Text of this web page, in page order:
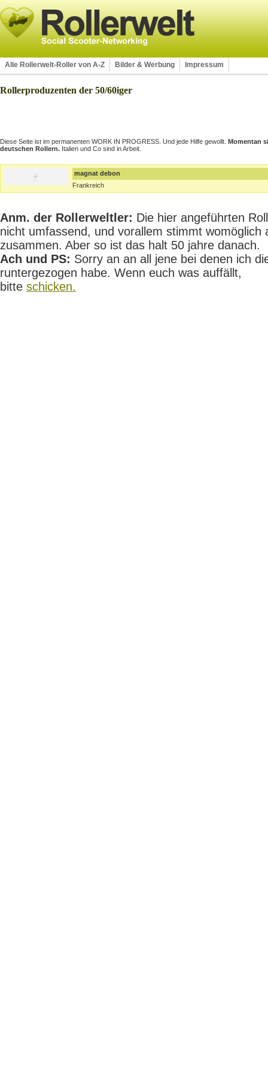
Alle Rollerwelt-Roller von A-Z Bilder & Werbung Impressum
Rollerproduzenten der 50/60iger
Diese Seite ist im permanenten WORK IN PROGRESS. Und jede Hilfe gewollt. Momentan
deutschen Rollern. Italien und Co sind in Arbeit.
magnat debon
Frankreich
Anm. der Rollerweltler: Die hier angeführten
nicht umfassend, und vorallem stimmt womöglich
zusammen. Aber so ist das halt 50 jahre danach.
Ach und PS: Sorry an an all jene bei denen ich
runtergezogen habe. Wenn euch was auffällt,
bitte schicken.